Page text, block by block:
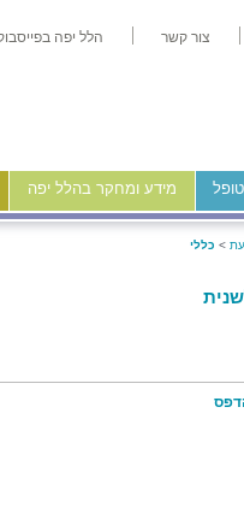
צור קשר הלל יפה
מידע ומחקר בהלל יפה
> כללי